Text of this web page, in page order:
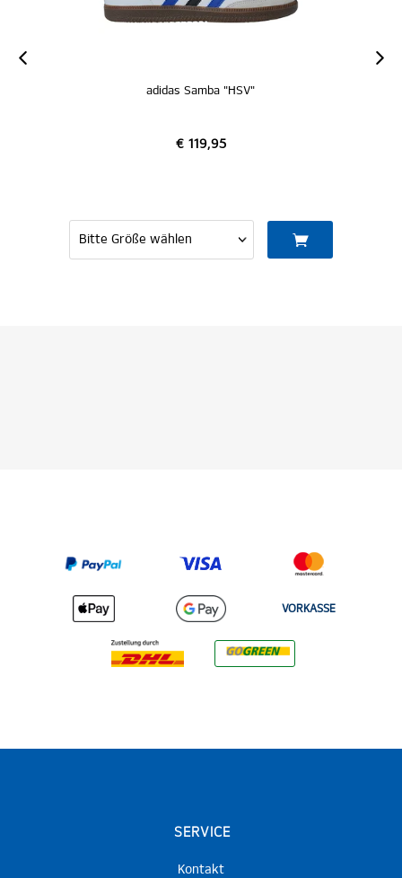
adidas Samba "HSV"
€ 119,95
VORKASSE
SERVICE
Kontakt